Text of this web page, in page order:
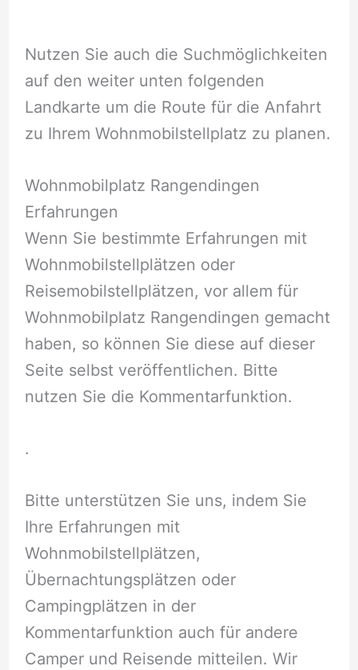
Nutzen Sie auch die Suchmöglichkeiten
auf den weiter unten folgenden
Landkarte um die Route für die Anfahrt
zu Ihrem Wohnmobilstellplatz zu planen.
Wohnmobilplatz Rangendingen
Erfahrungen
Wenn Sie bestimmte Erfahrungen mit
Wohnmobilstellplätzen oder
Reisemobilstellplätzen, vor allem für
Wohnmobilplatz Rangendingen gemacht
haben, so können Sie diese auf dieser
Seite selbst veröffentlichen. Bitte
nutzen Sie die Kommentarfunktion.
.
Bitte unterstützen Sie uns, indem Sie
Ihre Erfahrungen mit
Wohnmobilstellplätzen,
Übernachtungsplätzen oder
Campingplätzen in der
Kommentarfunktion auch für andere
Camper und Reisende mitteilen. Wir